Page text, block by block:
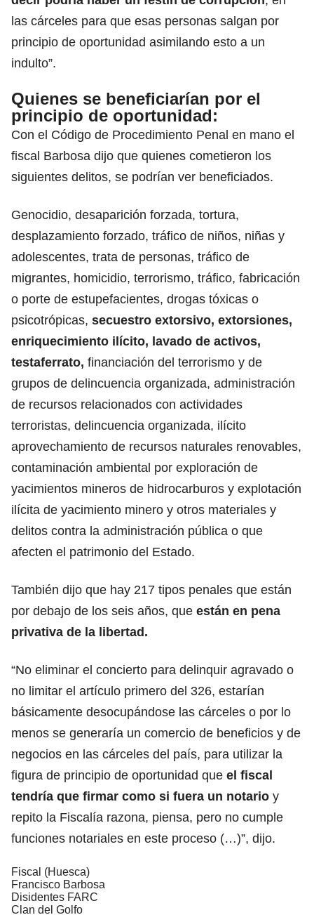
las cárceles para que esas personas salgan por
principio de oportunidad asimilando esto a un
indulto”.
Quienes se beneficiarían por el
principio de oportunidad:
Con el Código de Procedimiento Penal en mano el
fiscal Barbosa dijo que quienes cometieron los
siguientes delitos, se podrían ver beneficiados.
Genocidio, desaparición forzada, tortura,
desplazamiento forzado, tráfico de niños, niñas y
adolescentes, trata de personas, tráfico de
migrantes, homicidio, terrorismo, tráfico, fabricación
o porte de estupefacientes, drogas tóxicas o
psicotrópicas, secuestro extorsivo, extorsiones,
enriquecimiento ilícito, lavado de activos,
testaferrato, financiación del terrorismo y de
grupos de delincuencia organizada, administración
de recursos relacionados con actividades
terroristas, delincuencia organizada, ilícito
aprovechamiento de recursos naturales renovables,
contaminación ambiental por exploración de
yacimientos mineros de hidrocarburos y explotación
ilícita de yacimiento minero y otros materiales y
delitos contra la administración pública o que
afecten el patrimonio del Estado.
También dijo que hay 217 tipos penales que están
por debajo de los seis años, que están en pena
privativa de la libertad.
“No eliminar el concierto para delinquir agravado o
no limitar el artículo primero del 326, estarían
básicamente desocupándose las cárceles o por lo
menos se generaría un comercio de beneficios y de
negocios en las cárceles del país, para utilizar la
figura de principio de oportunidad que el fiscal
tendría que firmar como si fuera un notario y
repito la Fiscalía razona, piensa, pero no cumple
funciones notariales en este proceso (…)”, dijo.
Fiscal (Huesca)
Francisco Barbosa
Disidentes FARC
Clan del Golfo